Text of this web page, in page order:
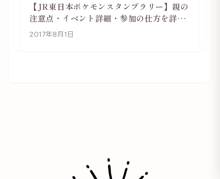
【JR東日本ポケモンスタンプラリー】親の
注意点・イベント詳細・参加の仕方を詳し
く解説
2017年8月1日